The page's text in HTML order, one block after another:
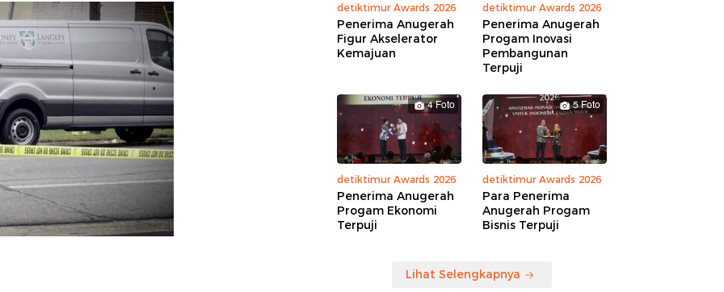
detiktimur Awards 2026
Penerima Anugerah
Figur Akselerator
Kemajuan
detiktimur Awards 2026
Penerima Anugerah
Progam Inovasi
Pembangunan
Terpuji
4 Foto
detiktimur Awards 2026
Penerima Anugerah
Progam Ekonomi
Terpuji
5 Foto
detiktimur Awards 2026
Para Penerima
Anugerah Progam
Bisnis Terpuji
Lihat Selengkapnya